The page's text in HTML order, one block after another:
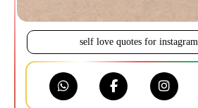
self love quotes for instagram